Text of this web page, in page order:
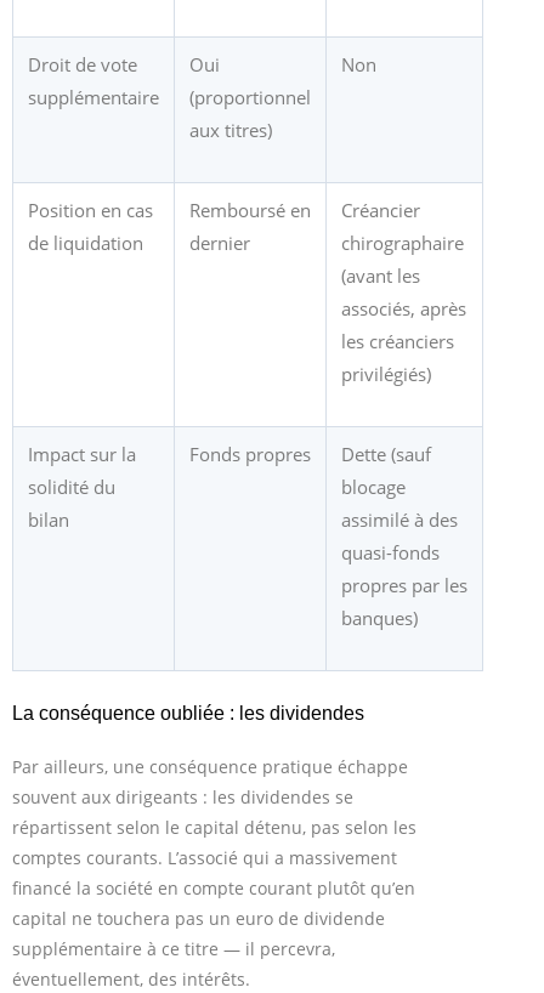
Droit de vote
supplémentaire
Oui
(proportionnel
aux titres)
Non
Position en cas
de liquidation
Remboursé en
dernier
Créancier
chirographaire
(avant les
associés, après
les créanciers
privilégiés)
Impact sur la
solidité du
bilan
Fonds propres
Dette (sauf
blocage
assimilé à des
quasi-fonds
propres par les
banques)
La conséquence oubliée : les dividendes
Par ailleurs, une conséquence pratique échappe
souvent aux dirigeants : les dividendes se
répartissent selon le capital détenu, pas selon les
comptes courants. L’associé qui a massivement
financé la société en compte courant plutôt qu’en
capital ne touchera pas un euro de dividende
supplémentaire à ce titre — il percevra,
éventuellement, des intérêts.